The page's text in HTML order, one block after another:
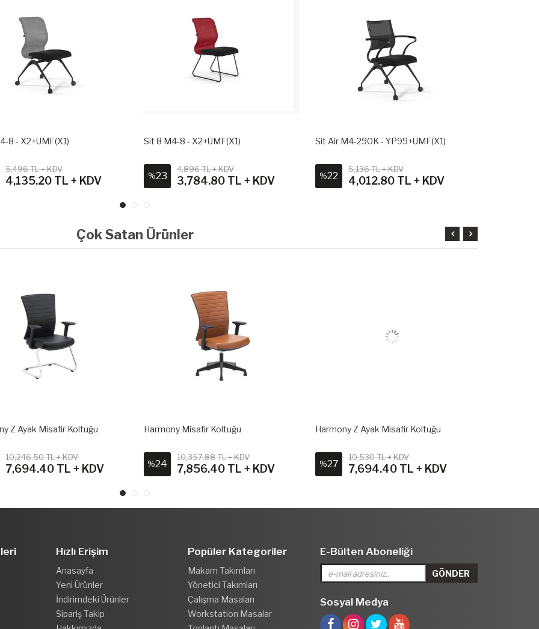
8 - X2+UMF(X1)
5,496 TL + KDV
4,135.20 TL + KDV
Sit 8 M4-8 - X2+UMF(X1)
%23
4,896 TL + KDV
3,784.80 TL + KDV
Sit Air M4-290K - YP99+UMF(X1)
%22
5,136 TL + KDV
4,012.80 TL + KDV
Çok Satan Ürünler
Z Ayak Misafir Koltuğu
10,246.50 TL + KDV
7,694.40 TL + KDV
Harmony Misafir Koltuğu
%24
10,357.88 TL + KDV
7,856.40 TL + KDV
Harmony Z Ayak Misafir Koltuğu
%27
10,530 TL + KDV
7,694.40 TL + KDV
Hızlı Erişim
Anasayfa
Yeni Ürünler
İndirimdeki Ürünler
Sipariş Takip
Popüler Kategoriler
Makam Takımları
Yönetici Takımları
Çalışma Masaları
Workstation Masalar
E-Bülten Aboneliği
Sosyal Medya